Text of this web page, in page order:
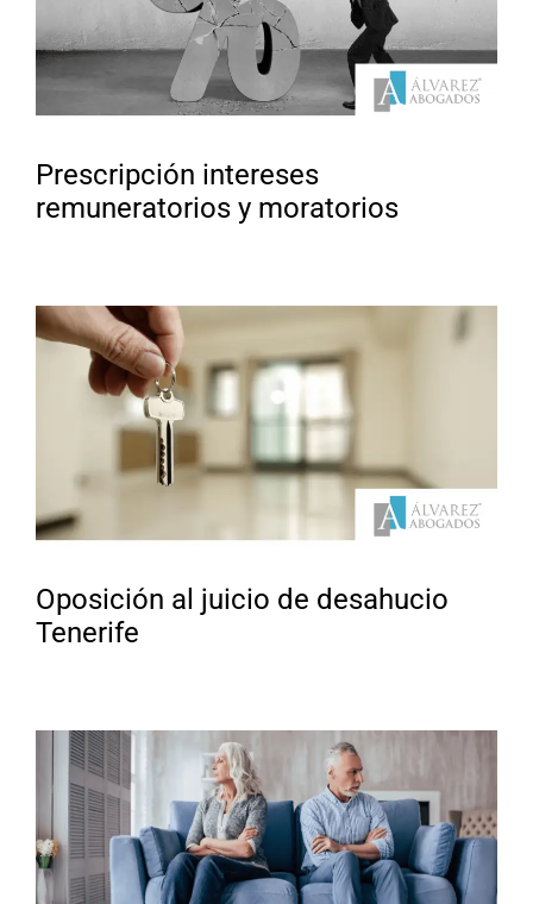
Prescripción intereses
remuneratorios y moratorios
Oposición al juicio de desahucio
Tenerife